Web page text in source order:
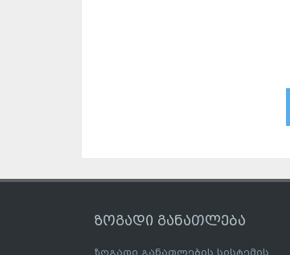
ზოგადი განათლება
ზოგადი განათლების სისტემის